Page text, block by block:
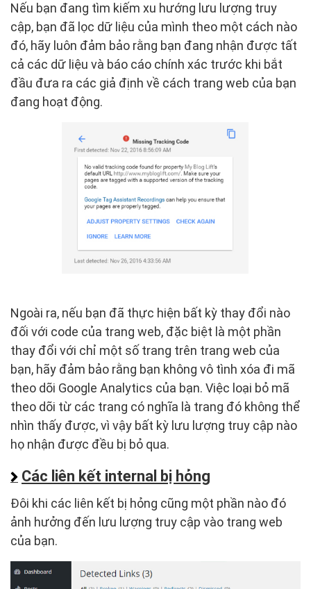
Nếu bạn đang tìm kiếm xu hướng lưu lượng truy
cập, bạn đã lọc dữ liệu của mình theo một cách nào
đó, hãy luôn đảm bảo rằng bạn đang nhận được tất
cả các dữ liệu và báo cáo chính xác trước khi bắt
đầu đưa ra các giả định về cách trang web của bạn
đang hoạt động.
Ngoài ra, nếu bạn đã thực hiện bất kỳ thay đổi nào
đối với code của trang web, đặc biệt là một phần
thay đổi với chỉ một số trang trên trang web của
bạn, hãy đảm bảo rằng bạn không vô tình xóa đi mã
theo dõi Google Analytics của bạn. Việc loại bỏ mã
theo dõi từ các trang có nghĩa là trang đó không thể
nhìn thấy được, vì vậy bất kỳ lưu lượng truy cập nào
họ nhận được đều bị bỏ qua.
Các liên kết internal bị hỏng
Đôi khi các liên kết bị hỏng cũng một phần nào đó
ảnh hưởng đến lưu lượng truy cập vào trang web
của bạn.